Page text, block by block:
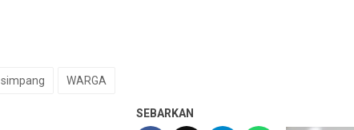
simpang WARGA
SEBARKAN